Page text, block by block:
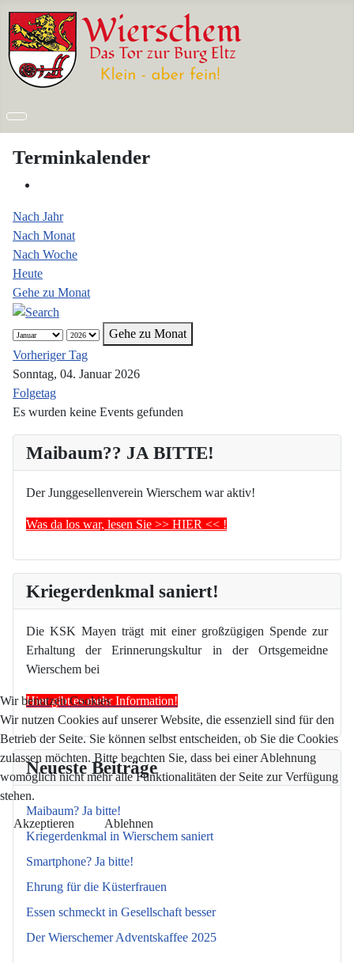
Maibaum?? JA BITTE!
Der Junggesellenverein Wierschem war aktiv!
Was da los war, lesen Sie >> HIER << !
Kriegerdenkmal saniert!
Die KSK Mayen trägt mit einer großzügigen Spende zur
Erhaltung der Erinnerungskultur in der Ortsgemeidne
Wierschem bei
Hier gibt es mehr Information!
Neueste Beiträge
Maibaum? Ja bitte!
Kriegerdenkmal in Wierschem saniert
Smartphone? Ja bitte!
Ehrung für die Küsterfrauen
Essen schmeckt in Gesellschaft besser
Der Wierschemer Adventskaffee 2025
Terminkalender
Nach Jahr
Nach Monat
Nach Woche
Heute
Gehe zu Monat
Gehe zu Monat
Vorheriger Tag
Sonntag, 04. Januar 2026
Folgetag
Es wurden keine Events gefunden
Wir benutzen Cookies
Wir nutzen Cookies auf unserer Website, die essenziell sind für den
Betrieb der Seite. Sie können selbst entscheiden, ob Sie die Cookies
zulassen möchten. Bitte beachten Sie, dass bei einer Ablehnung
womöglich nicht mehr alle Funktionalitäten der Seite zur Verfügung
stehen.
Akzeptieren Ablehnen